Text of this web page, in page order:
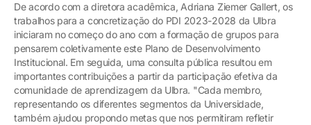
De acordo com a diretora acadêmica, Adriana Ziemer Gallert, os
trabalhos para a concretização do PDI 2023-2028 da Ulbra
iniciaram no começo do ano com a formação de grupos para
pensarem coletivamente este Plano de Desenvolvimento
Institucional. Em seguida, uma consulta pública resultou em
importantes contribuições a partir da participação efetiva da
comunidade de aprendizagem da Ulbra. "Cada membro,
representando os diferentes segmentos da Universidade,
também ajudou propondo metas que nos permitiram refletir